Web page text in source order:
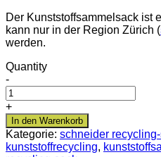
Der Kunststoffsammelsack ist
kann nur in der Region Zürich (
werden.
Quantity
-
+
In den Warenkorb
Kategorie: schneider
kunststoffrecycling,